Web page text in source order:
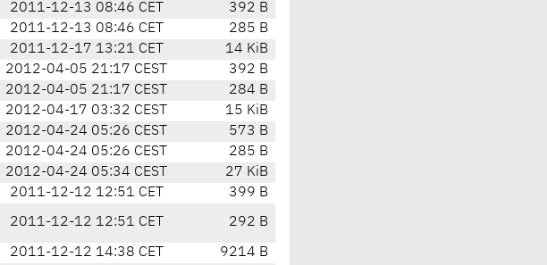
2011-12-13 08:46 CET
392 B
2011-12-13 08:46 CET
285 B
2011-12-17 13:21 CET
14 KiB
2012-04-05 21:17 CEST
392 B
2012-04-05 21:17 CEST
284 B
2012-04-17 03:32 CEST
15 KiB
2012-04-24 05:26 CEST
573 B
2012-04-24 05:26 CEST
285 B
2012-04-24 05:34 CEST
27 KiB
2011-12-12 12:51 CET
399 B
2011-12-12 12:51 CET 292 B
2011-12-12 14:38 CET
9214 B